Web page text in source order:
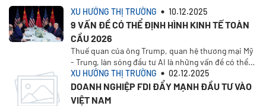
XU HƯỚNG THỊ TRƯỜNG 10.12.2025
9 VẤN ĐỀ CÓ THỂ ĐỊNH HÌNH KINH TẾ TOÀN
CẦU 2026
Thuế quan của ông Trump, quan hệ thương mại Mỹ
- Trung, làn sóng đầu tư AI là những vấn đề có thể
định hình kinh tế toàn cầu 2026.
XU HƯỚNG THỊ TRƯỜNG 02.12.2025
DOANH NGHIỆP FDI ĐẨY MẠNH ĐẦU TƯ VÀO
VIỆT NAM